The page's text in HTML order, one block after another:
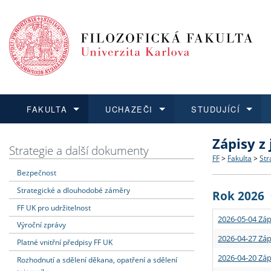
FAKULTA
Dozvědět se více
Struktura
Strategie
Podpora
UCHAZEČI
Podat přihlášku
Co
Učitelské
STUDUJÍCÍ
Dozvědět se více
Rigorózní
Dozvědět se více
O vědě a
Granty a
Dozvědět se více
Aktuální
Strategie a další dokumenty
Bezpečnost
Strategické a dlouhodobé záměry
FF UK pro udržitelnost
Výroční zprávy
Platné vnitřní předpisy FF UK
Rozhodnutí a sdělení děkana, opatření a sdělení
Zápisy
FF > Fakulta >
Rok 2026
2026-05-04
2026-04-27
2026-04-20